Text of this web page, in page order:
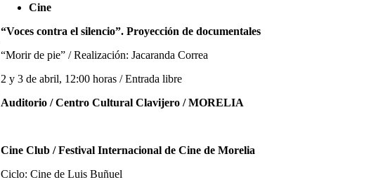
Cine
“Voces contra el silencio”. Proyección de documentales
“Morir de pie” / Realización: Jacaranda Correa
2 y 3 de abril, 12:00 horas / Entrada libre
Auditorio / Centro Cultural Clavijero / MORELIA
Cine Club / Festival Internacional de Cine de Morelia
Ciclo: Cine de Luis Buñuel